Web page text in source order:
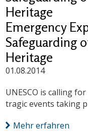
Heritage
Emergency
Safeguarding
Heritage
01.08.2014
UNESCO is calling
tragic events taking
Mehr erfahren